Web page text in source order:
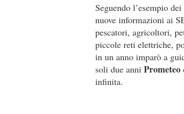
Seguendo l’esempio
nuove informazioni ai
pescatori, agricoltori,
piccole reti elettriche,
in un anno imparò a
soli due anni Prometeo
infinita.